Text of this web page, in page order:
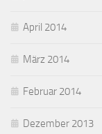
April 2014
März 2014
Februar 2014
Dezember 2013